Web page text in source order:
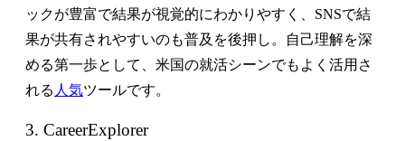
ックが豊富で結果が視覚的にわかりやすく、SNSで結
果が共有されやすいのも普及を後押し。自己理解を深
める第一歩として、米国の就活シーンでもよく活用さ
れる 人気ツールです。
3. CareerExplorer